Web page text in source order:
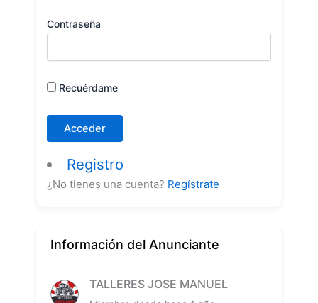
Contraseña
Recuérdame
Registro
¿No tienes una cuenta? Regístrate
Información del Anunciante
TALLERES JOSE MANUEL